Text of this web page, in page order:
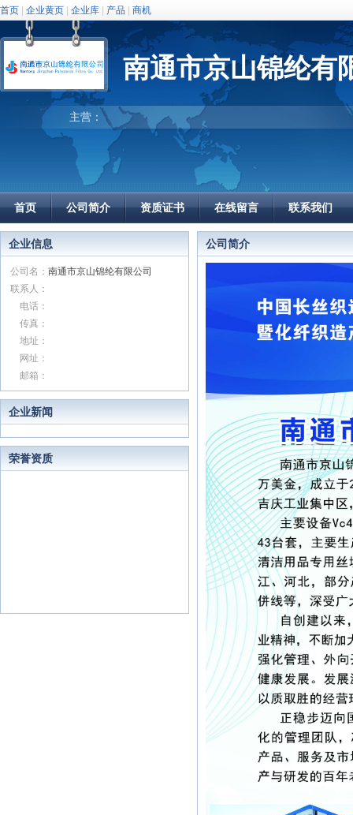
首页 企业黄页 企业库 产品 商机
南通市京山锦纶有
主营：
首页 公司简介 资质证书 在线留言 联系我们
企业信息
公司名： 南通市京山锦纶有限公司
联系人：
电话：
传真：
地址：
网址：
邮箱：
企业新闻
荣誉资质
公司简介